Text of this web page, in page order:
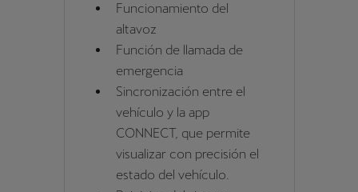
Funcionamiento del
altavoz
Función de llamada de
emergencia
Sincronización entre el
vehículo y la app
CONNECT, que permite
visualizar con precisión el
estado del vehículo.